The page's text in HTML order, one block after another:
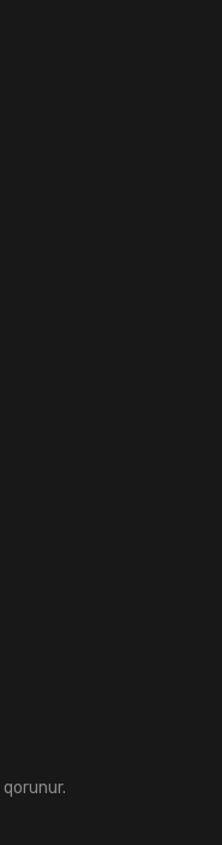
qorunur.